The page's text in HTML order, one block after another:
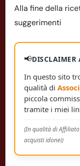
Alla fine della
suggerimenti
📢
In questo sito
qualità di
piccola
tramite i miei
(In qualità di
acquisti idonei)